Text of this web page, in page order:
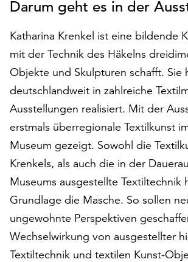
auf
akzeptieren“,
um
alle
Cookies
zu
akzeptieren.
Sie
können
Ihr
Einverständnis
jederzeit
ändern
und
widerrufen.
Dafür
steht
Darum geht es in der
Katharina Krenkel ist eine bildende
mit der Technik des Häkelns
Objekte und Skulpturen schafft. Sie
deutschlandweit in zahlreiche
Ausstellungen realisiert. Mit der
erstmals überregionale Textilkunst
Museum gezeigt. Sowohl die
Krenkels, als auch die in der
Museums ausgestellte Textiltechnik
Grundlage die Masche. So sollen
ungewohnte Perspektiven
Wechselwirkung von ausgestellter
Textiltechnik und textilen Kunst-